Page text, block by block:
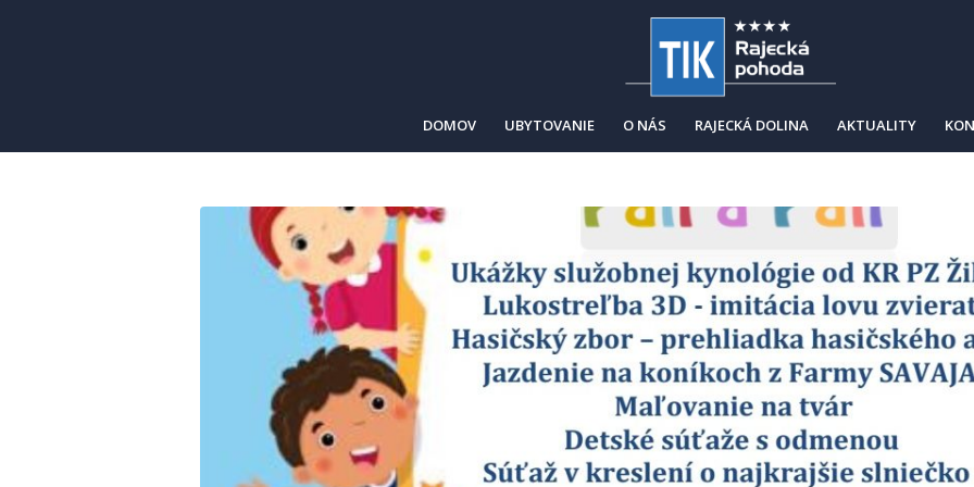
DOMOV UBYTOVANIE O NÁS RAJECKÁ DOLINA AKTUALITY